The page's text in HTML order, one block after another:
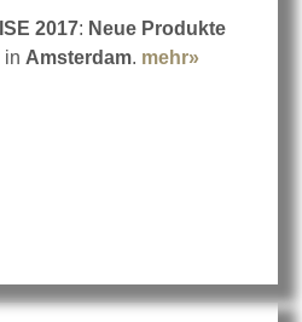
ISE 2017: Neue Produkte
in Amsterdam. mehr»